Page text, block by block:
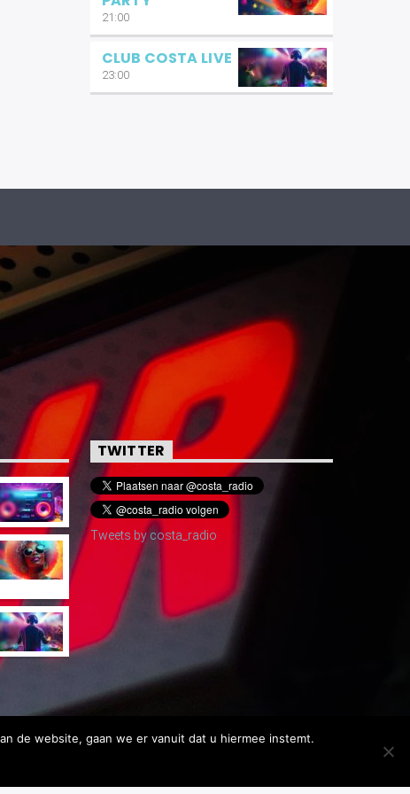
21:00
CLUB COSTA LIVE
23:00
TWITTER
Tweets by costa_radio
de website, gaan we er vanuit dat u hiermee instemt.